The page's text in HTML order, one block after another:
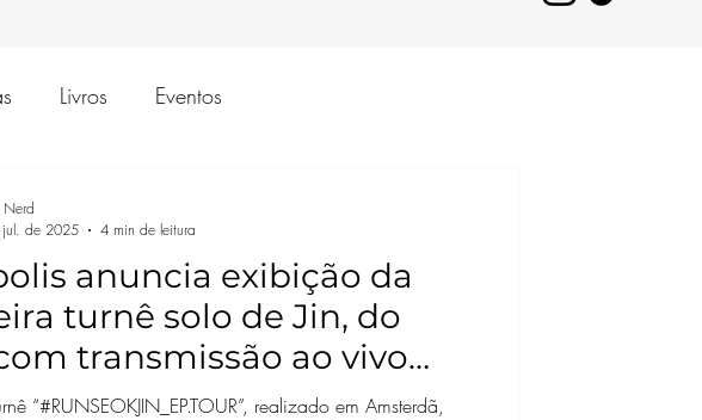
Livros Eventos
anuncia exibição da
turnê solo de Jin, do
transmissão ao vivo
“#RUNSEOKJIN_EP.TOUR”, realizado em Amsterdã,
Nerd
de 2025
4 min de leitura